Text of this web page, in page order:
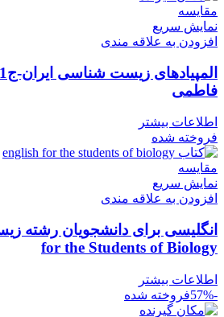
مقايسه
نمایش سریع
افزودن به علاقه مندی
فاطمی
اطلاعات بیشتر
فروخته شده
مقايسه
نمایش سریع
افزودن به علاقه مندی
for the Students of Biology
اطلاعات بیشتر
-57%
فروخته شده